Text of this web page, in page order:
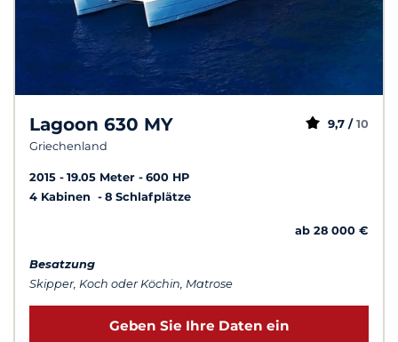
Lagoon 630 MY
Griechenland
9,7 / 10
2015 19.05 Meter
600 HP
4 Kabinen
8 Schlafplätze
ab 28 000 €
Besatzung
Skipper, Koch oder Köchin, Matrose
Geben Sie Ihre Daten ein